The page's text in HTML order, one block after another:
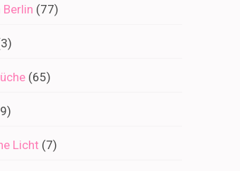
Berlin (77)
(65)
Licht (7)